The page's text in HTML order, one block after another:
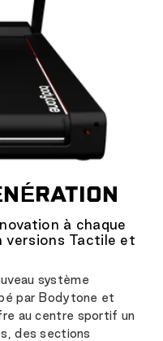
à chaque
versions Tactile et
système
par Bodytone et
au centre sportif un
des sections